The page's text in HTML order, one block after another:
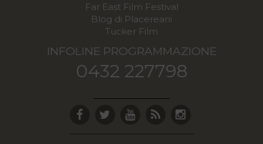
Far East Film Festival
Blog di Placereani
Tucker Film
INFOLINE PROGRAMMAZIONE
0432 227798